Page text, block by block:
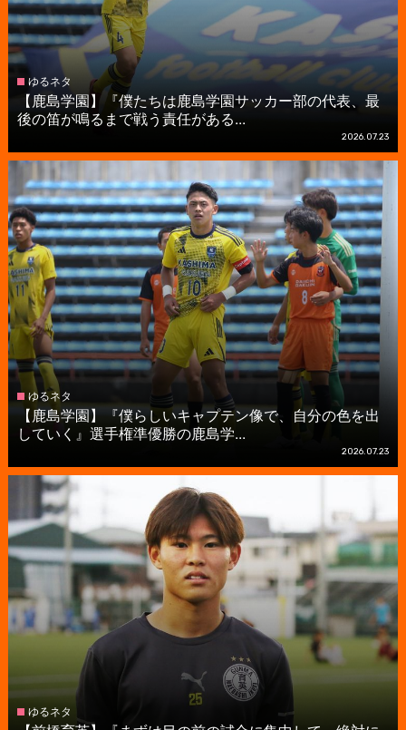
ゆるネタ
【鹿島学園】『僕たちは鹿島学園サッカー部の代表、最
後の笛が鳴るまで戦う責任がある...
2026.07.23
ゆるネタ
【鹿島学園】『僕らしいキャプテン像で、自分の色を出
していく』選手権準優勝の鹿島学...
2026.07.23
ゆるネタ